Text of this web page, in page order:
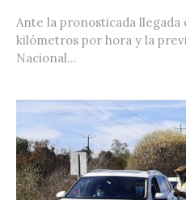
Ante la pronosticada llegada
kilómetros por hora y la
Nacional...